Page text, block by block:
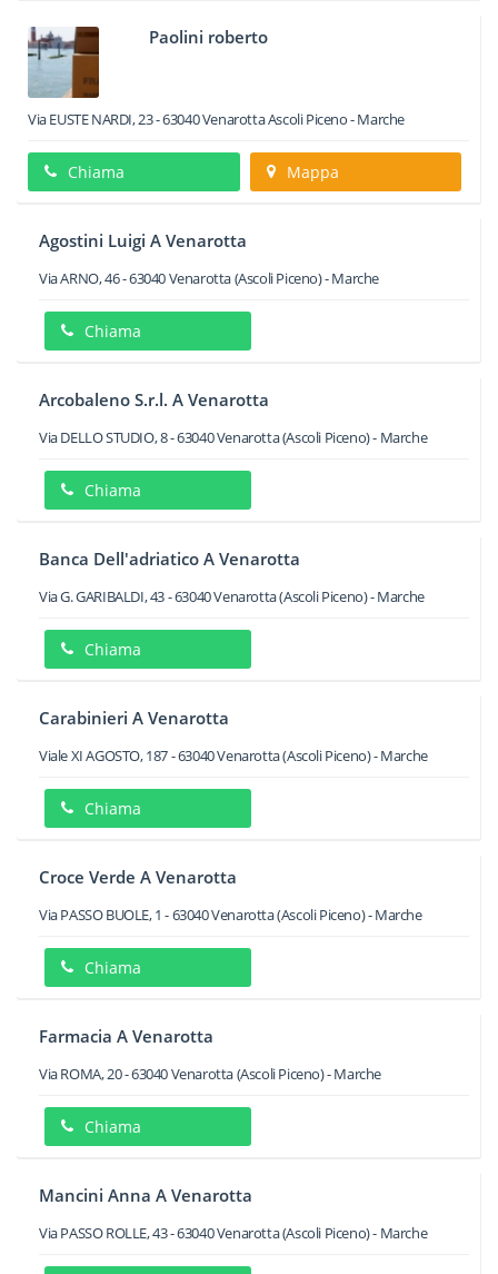
Paolini roberto
Via EUSTE NARDI, 23-63040VenarottaAscoli Piceno -Marche
Chiama Mappa
Agostini Luigi A Venarotta
Via ARNO, 46-63040Venarotta(Ascoli Piceno) -Marche
Chiama
Arcobaleno S.r.l. A Venarotta
Via DELLO STUDIO, 8-63040Venarotta(Ascoli Piceno) - Marche
Chiama
Banca Dell'adriatico A Venarotta
Via G. GARIBALDI, 43-63040Venarotta(Ascoli Piceno) -Marche
Chiama
Carabinieri A Venarotta
Viale XI AGOSTO, 187-63040Venarotta(Ascoli Piceno) -Marche
Chiama
Croce Verde A Venarotta
Via PASSO BUOLE, 1 -63040Venarotta(Ascoli Piceno) -Marche
Chiama
Farmacia A Venarotta
Via ROMA, 20-63040Venarotta(Ascoli Piceno) -Marche
Chiama
Mancini Anna A Venarotta
Via PASSO ROLLE, 43-63040Venarotta(Ascoli Piceno) - Marche